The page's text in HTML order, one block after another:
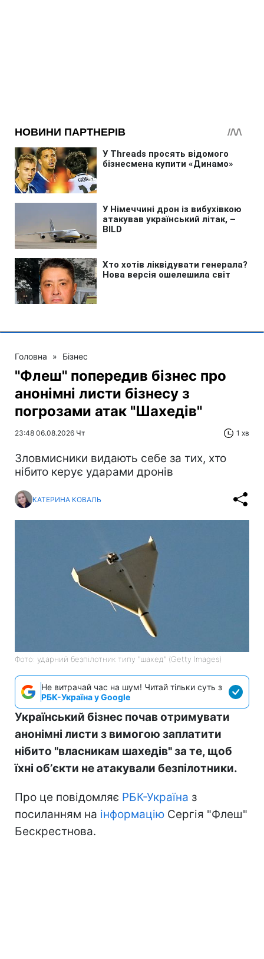
Головна » Бізнес
"Флеш" попередив бізнес про
анонімні листи бізнесу з
погрозами атак "Шахедів"
23:48 06.08.2026 Чт 1 хв
Зловмисники видають себе за тих, хто
нібито керує ударами дронів
КАТЕРИНА КОВАЛЬ
Фото: ударний безпілотник типу "шахед" (Getty Images)
Не витрачай час на шум! Читай тільки суть з
РБК-Україна у Google
Український бізнес почав отримувати
анонімні листи з вимогою заплатити
нібито "власникам шахедів" за те, щоб
їхні обʼєкти не атакували безпілотники.
Про це повідомляє РБК-Україна з
посиланням на інформацію Сергія "Флеш"
Бескрестнова.